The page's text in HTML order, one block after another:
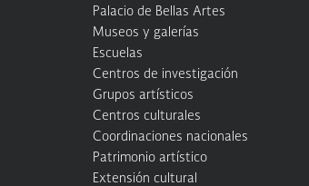
Palacio de Bellas Artes
Museos y galerías
Escuelas
Centros de investigación
Grupos artísticos
Centros culturales
Coordinaciones nacionales
Patrimonio artístico
Extensión cultural